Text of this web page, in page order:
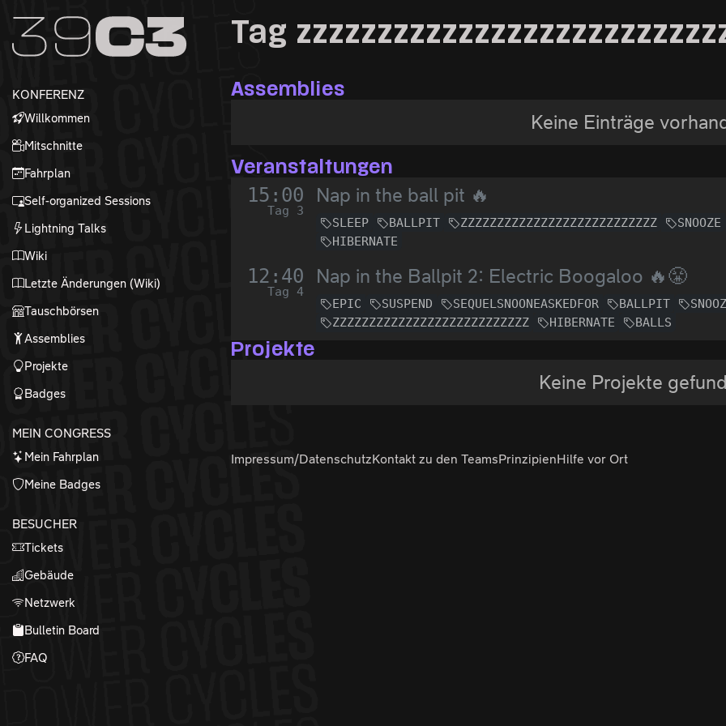
Zum Inhalt
Zum Footer
KONFERENZ
Willkommen
Mitschnitte
Fahrplan
Self-organized Sessions
Lightning Talks
Wiki
Letzte Änderungen (Wiki)
Tauschbörsen
Assemblies
Projekte
Badges
MEIN CONGRESS
Mein Fahrplan
Meine Badges
BESUCHER
Tickets
Gebäude
Netzwerk
Bulletin Board
FAQ
Tag
Assemblies
Keine Einträge
Veranstaltungen
15:00
Tag 3
Nap in the ball pit 🔥
SLEEP BALLPIT ZZZZZZZZZZZZZZZZZZZZZZZZZZZ
SNOOZE
HIBERNATE
12:40
Tag 4
Nap in the Ballpit 2: Electric Boogaloo 🔥😤
EPIC SUSPEND SEQUELSNOONEASKEDFOR BALLPIT
ZZZZZZZZZZZZZZZZZZZZZZZZZZZ
HIBERNATE BALLS
Projekte
Keine Projekte
Impressum/DatenschutzKontakt zu den TeamsPrinzipienHilfe vor Ort